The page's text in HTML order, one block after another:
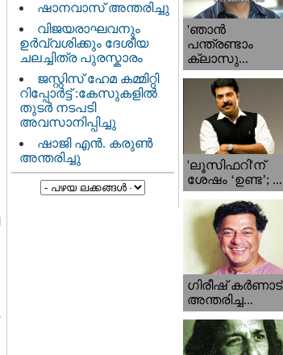
ഷാനവാസ് അന്തരിച്ചു
വിജയരാഘവനും
ഉര്‍വ്വശിക്കും ദേശീയ
ചലച്ചിത്ര പുരസ്കാരം
ജസ്റ്റിസ്‌ ഹേമ കമ്മിറ്റി
റിപ്പോർട്ട് : കേസുകളിൽ
തുടർ നടപടി
അവസാനിപ്പിച്ചു
ഷാജി എൻ. കരുൺ
അന്തരിച്ചു
'ഞാന്‍
പന്ത്രണ്ടാം
ക്ലാസു...
'ലൂസിഫറി'ന്
ശേഷം ‘ഉണ്ട’; ...
ഗിരീഷ് കര്‍ണാട്
അന്തരിച്ച...